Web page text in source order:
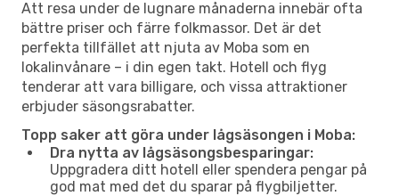
Att resa under de lugnare månaderna innebär ofta
bättre priser och färre folkmassor. Det är det
perfekta tillfället att njuta av Moba som en
lokalinvånare – i din egen takt. Hotell och flyg
tenderar att vara billigare, och vissa attraktioner
erbjuder säsongsrabatter.
Topp saker att göra under lågsäsongen i Moba:
Dra nytta av lågsäsongsbesparingar:
Uppgradera ditt hotell eller spendera pengar på
god mat med det du sparar på flygbiljetter.